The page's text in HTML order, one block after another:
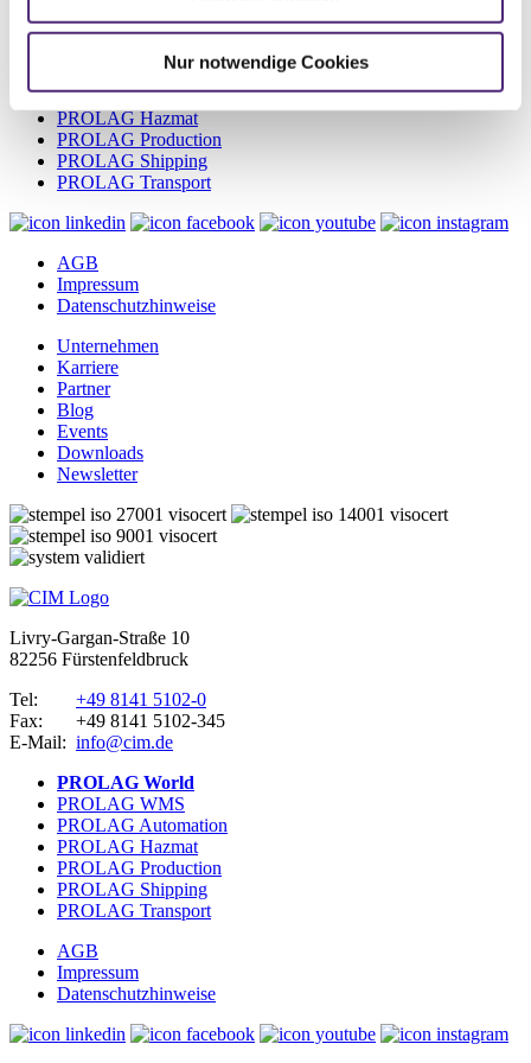
Nur notwendige Cookies
PROLAG World
PROLAG WMS
PROLAG Automation
PROLAG Hazmat
PROLAG Production
PROLAG Shipping
PROLAG Transport
AGB
Impressum
Datenschutzhinweise
Unternehmen
Karriere
Partner
Blog
Events
Downloads
Newsletter
Livry-Gargan-Straße 10
82256 Fürstenfeldbruck
Tel:
+49 8141 5102-0
Fax:
+49 8141 5102-345
E-Mail: info@cim.de
PROLAG World
PROLAG WMS
PROLAG Automation
PROLAG Hazmat
PROLAG Production
PROLAG Shipping
PROLAG Transport
AGB
Impressum
Datenschutzhinweise